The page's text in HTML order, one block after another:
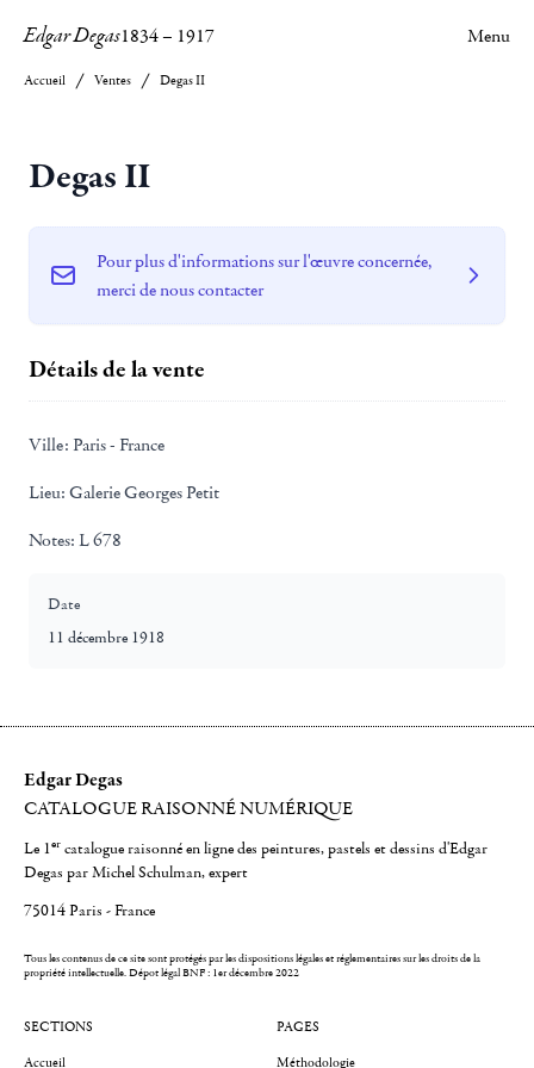
Edgar Degas1834– 1917 Menu
Accueil Ventes Degas II
Degas II
Pour plus d'informations sur l'œuvre concernée,
merci de nous contacter
Détails de la vente
Ville: Paris - France
Lieu: Galerie Georges Petit
Notes: L 678
Date
11 décembre 1918
Edgar Degas
CATALOGUE RAISONNÉ NUMÉRIQUE
Le 1er catalogue raisonné en ligne des peintures, pastels et dessins d'Edgar
Degas par Michel Schulman, expert
75014 Paris - France
Tous les contenus de ce site sont protégés par les dispositions légales et réglementaires sur les droits de la
propriété intellectuelle.Dépot légal BNF : 1er décembre 2022
SECTIONS
Accueil
PAGES
Méthodologie